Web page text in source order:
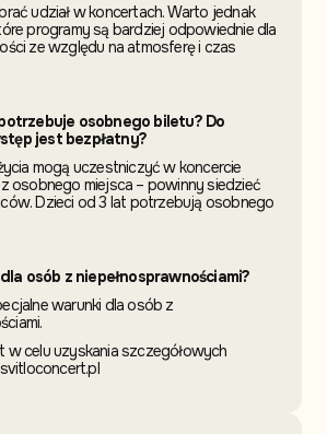
udział w koncertach. Warto jednak
programy są bardziej odpowiednie dla
ze względu na atmosferę i czas
osobnego biletu? Do
jest bezpłatny?
mogą uczestniczyć w koncercie
osobnego miejsca – powinny siedzieć
Dzieci od 3 lat potrzebują osobnego
osób z niepełnosprawnościami?
warunki dla osób z
w celu uzyskania szczegółowych